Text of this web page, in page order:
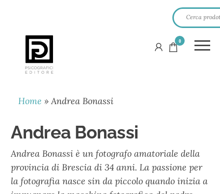
PSICOGRAFICI
EDITORE
0
Home »Andrea Bonassi
Andrea Bonassi
Andrea Bonassi è un fotografo amatoriale della
provincia di Brescia di 34 anni. La passione per
la fotografia nasce sin da piccolo quando inizia a